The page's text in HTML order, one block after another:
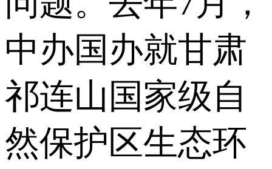
中办国办就甘肃
祁连山国家级自
然保护区生态环